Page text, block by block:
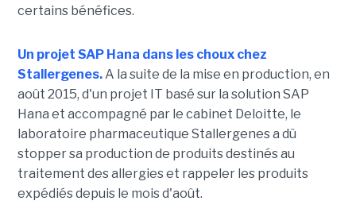
certains bénéfices.
Un projet SAP Hana dans les choux chez
Stallergenes.A la suite de la mise en production, en
août 2015, d'un projet IT basé sur la solution SAP
Hana et accompagné par le cabinet Deloitte, le
laboratoire pharmaceutique Stallergenes a dû
stopper sa production de produits destinés au
traitement des allergies et rappeler les produits
expédiés depuis le mois d'août.